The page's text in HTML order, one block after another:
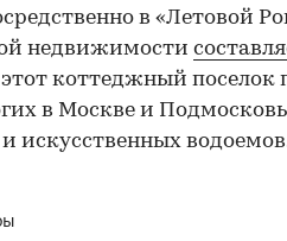
в «Летовой
недвижимости
этот коттеджный
в Москве и
и искусственных